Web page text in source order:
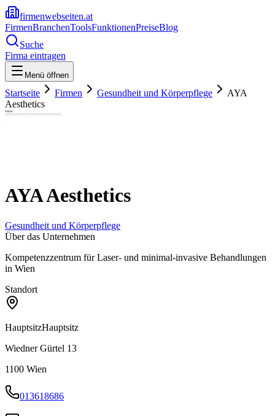
firmenwebseiten.at
FirmenBranchenToolsFunktionenPreiseBlog
Suche
Firma eintragen
Menü öffnen
Startseite Firmen Gesundheit und Körperpflege
AYA
Aesthetics
AYA Aesthetics
Gesundheit und Körperpflege
Über das Unternehmen
Kompetenzzentrum für Laser- und minimal-invasive Behandlungen
in Wien
Standort
HauptsitzHauptsitz
Wiedner Gürtel 13
1100 Wien
013618686